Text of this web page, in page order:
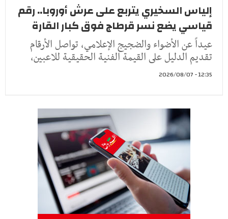
إلياس السخيري يتربع على عرش أوروبا.. رقم
قياسي يضع نسر قرطاج فوق كبار القارة
عيداً عن الأضواء والضجيج الإعلامي، تواصل الأرقام
تقديم الدليل على القيمة الفنية الحقيقية للاعبين،
12:35 - 2026/08/07